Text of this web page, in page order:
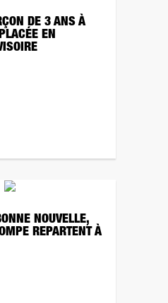
DE 3 ANS À
EN
NOUVELLE,
REPARTENT À